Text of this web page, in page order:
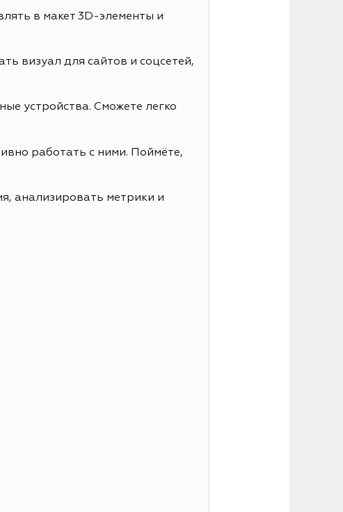
в макет 3D-элементы и
визуал для сайтов и соцсетей,
устройства. Сможете легко
работать с ними. Поймёте,
анализировать метрики и